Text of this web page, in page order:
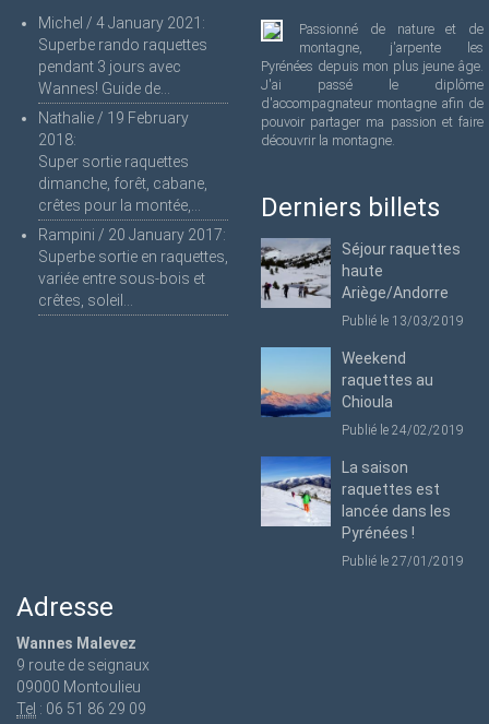
Michel / 4 January 2021 :
Superbe rando raquettes
pendant 3 jours avec
Wannes! Guide de...
Nathalie / 19 February
2018:
Super sortie raquettes
dimanche, forêt, cabane,
crêtes pour la montée,...
Rampini / 20 January 2017:
Superbe sortie en raquettes,
variée entre sous-bois et
crêtes, soleil...
Passionné de nature et de
montagne, j'arpente les
Pyrénées depuis mon plus jeune âge.
J'ai passé le diplôme
d'accompagnateur montagne afin de
pouvoir partager ma passion et faire
découvrir la montagne.
Derniers billets
Séjour raquettes
haute
Ariège/Andorre
Publié le 13/03/2019
Weekend
raquettes au
Chioula
Publié le 24/02/2019
La saison
raquettes est
lancée dans les
Pyrénées !
Publié le 27/01/2019
Adresse
Wannes Malevez
9 route de seignaux
09000 Montoulieu
Tel : 06 51 86 29 09